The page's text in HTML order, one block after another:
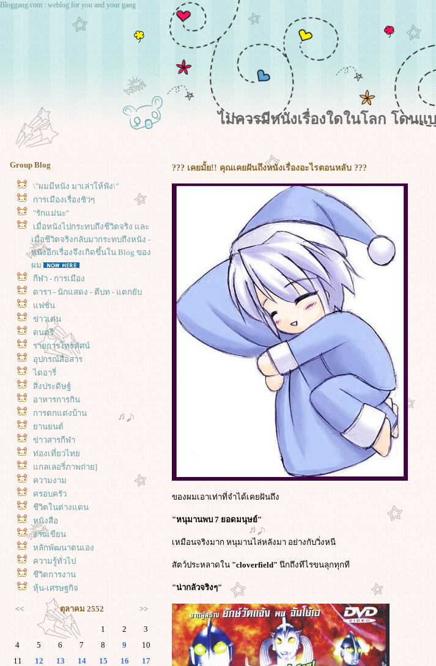
Bloggang.com : weblog for you and your gang
ไม่ควรมีหนังเรื่องใดในโลก โดนแ
Group Blog
\"ผมมีหนัง มาเล่าให้ฟัง\"
การเมืองเรื่องชิวๆ
"รักแม่นะ"
เมื่อหนังไปกระทบถึงชีวิตจริง และ
เมื่อชีวิตจริงกลับมากระทบถึงหนัง -
หนังอีกเรื่องจึงเกิดขึ้นใน Blog ของ
ผม
กีฬา - การเมือง
ดารา - นักแสดง - ตีบท - แตกยับ
ฟชั่น
ข่าวเด่น
ดนตรี
รายการโทรทัศน์
อุปกรณ์สื่อสาร
ไดอารี่
สิ่งประดิษฐ์
อาหารการกิน
การตกแต่งบ้าน
านยนต์
ข่าวสารกีฬา
ท่องเที่ยวไท
กลเลอรี่ภาพถ่าย]
ความงาม
ครอบครัว
ชีวิตในต่างแดน
หนังสือ
งานเขียน
หลักพัฒนาตนเอง
ความรู้ทั่วไป
ชีวิตการงาน
หุ้น-เศรษฐกิจ
<< ตุลาคม 2552 >>
1 2
3
4
5 6 7 8 9
10
11
12 13 14 15 16
17
??? เคยมั้ย!! คุณเคยฝันถึงหนังเรื่องอะไรตอนหลับ ???
ของผมเอาเท่าที่จำได้เคยฝันถึง
"หนุมานพบ 7 ยอดมนุษย์"
เหมือนจริงมาก หนุมานไล่หลังมา อย่างกับวิ่งหนี
สัตว์ประหลาดใน "cloverfield" นึกถึงทีไรขนลุกทุกที
"น่ากลัวจริงๆ"